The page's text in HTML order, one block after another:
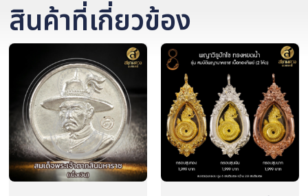
สินค้าที่เกี่ยวข้อง